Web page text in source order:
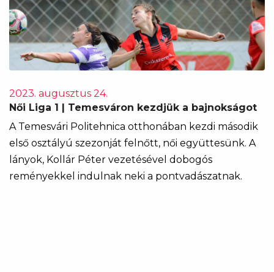
2023. augusztus 24.
Női Liga 1 | Temesváron kezdjük a bajnokságot
A Temesvári Politehnica otthonában kezdi második
első osztályú szezonját felnőtt, női együttesünk. A
lányok, Kollár Péter vezetésével dobogós
reményekkel indulnak neki a pontvadászatnak.